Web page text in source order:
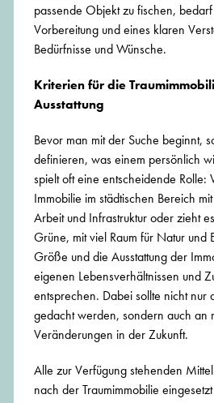
passende Objekt zu fischen,
Vorbereitung und eines klaren
Bedürfnisse und Wünsche.
Kriterien für die
Ausstattung
Bevor man mit der Suche beginnt,
definieren, was einem persönlich
spielt oft eine entscheidende Rolle:
Immobilie im städtischen Bereich
Arbeit und Infrastruktur oder zieht
Grüne, mit viel Raum für Natur und
Größe und die Ausstattung der
eigenen Lebensverhältnissen und
entsprechen. Dabei sollte nicht nur
gedacht werden, sondern auch an
Veränderungen in der Zukunft.
Alle zur Verfügung stehenden
nach der Traumimmobilie